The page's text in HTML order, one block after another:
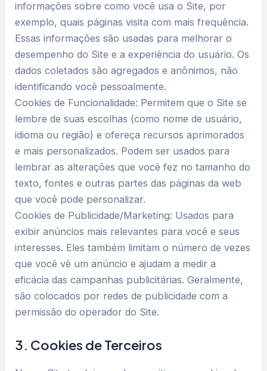
informações sobre como você usa o Site, por
exemplo, quais páginas visita com mais frequência.
Essas informações são usadas para melhorar o
desempenho do Site e a experiência do usuário. Os
dados coletados são agregados e anônimos, não
identificando você pessoalmente.
Cookies de Funcionalidade: Permitem que o Site se
lembre de suas escolhas (como nome de usuário,
idioma ou região) e ofereça recursos aprimorados
e mais personalizados. Podem ser usados para
lembrar as alterações que você fez no tamanho do
texto, fontes e outras partes das páginas da web
que você pode personalizar.
Cookies de Publicidade/Marketing: Usados para
exibir anúncios mais relevantes para você e seus
interesses. Eles também limitam o número de vezes
que você vê um anúncio e ajudam a medir a
eficácia das campanhas publicitárias. Geralmente,
são colocados por redes de publicidade com a
permissão do operador do Site.
3. Cookies de Terceiros